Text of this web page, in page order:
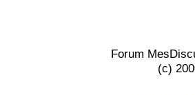
Forum
(c)